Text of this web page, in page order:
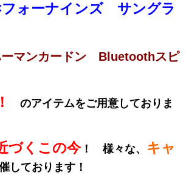
フォーナインズ サングラ
ーマンカードン Bluetoothスピ
のアイテムをご用意しておりま
づくこの今！ 様々な、
キャ
しております！